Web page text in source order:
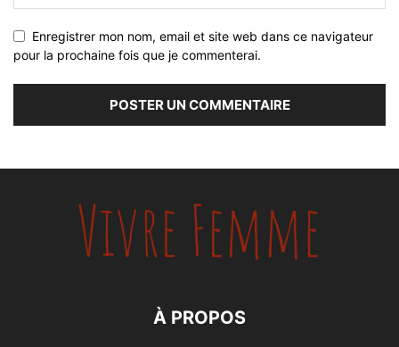
Enregistrer mon nom, email et site web dans ce navigateur
pour la prochaine fois que je commenterai.
À PROPOS